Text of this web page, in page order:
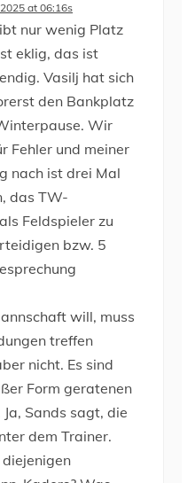
at 06:16s
nur wenig Platz
eklig, das ist
Vasilj hat sich
den Bankplatz
Wir
Fehler und meiner
nach ist drei Mal
das TW-
Feldspieler zu
bzw. 5
will, muss
treffen
nicht. Es sind
Form geratenen
Sands sagt, die
dem Trainer.